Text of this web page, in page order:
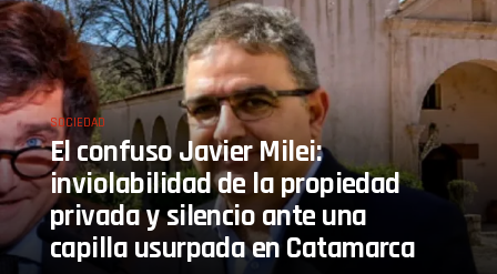
SOCIEDAD
El confuso Javier Milei:
inviolabilidad de la propiedad
privada y silencio ante una
capilla usurpada en Catamarca